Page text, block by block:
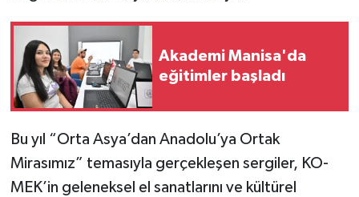
Akademi Manisa'da
eğitimler başladı
Bu yıl “Orta Asya’dan Anadolu’ya Ortak
Mirasımız” temasıyla gerçekleşen sergiler, KO-
MEK’in geleneksel el sanatlarını ve kültürel